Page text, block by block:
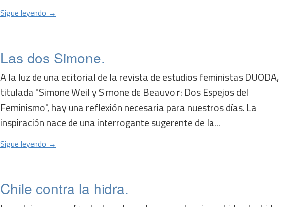
Sigue leyendo →
Las dos Simone.
A la luz de una editorial de la revista de estudios feministas DUODA,
titulada "Simone Weil y Simone de Beauvoir: Dos Espejos del
Feminismo", hay una reflexión necesaria para nuestros días. La
inspiración nace de una interrogante sugerente de la...
Sigue leyendo →
Chile contra la hidra.